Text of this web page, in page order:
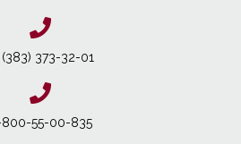
(383) 373-32-01
55-00-835